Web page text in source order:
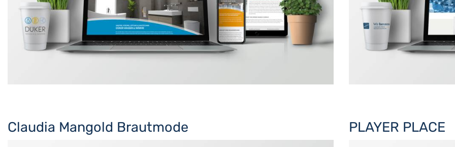
Claudia Mangold Brautmode PLAYER PLACE